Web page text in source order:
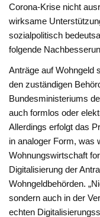
Corona-Krise nicht
wirksame
sozialpolitisch
folgende
Anträge auf Wohngeld
den zuständigen
Bundesministeriums
auch formlos oder
Allerdings erfolgt das
in analoger Form, was
Wohnungswirtschaft
Digitalisierung der
Wohngeldbehörden.
sondern auch in der
echten